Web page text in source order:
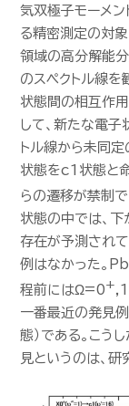
気双極子モーメン
る精密測定の対
領域の高分解能
のスペクトル線を
状態間の相互作
して、新たな電
トル線から未同
状態をc1状態と命
らの遷移が禁制
状態の中では、
存在が予測され
例はなかった。
程前にはΩ=0+
一番最近の発見
態）である。こう
見というのは、研